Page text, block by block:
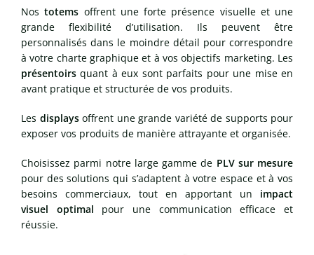
Nostotems offrent une forte présence visuelle et une
grande flexibilité d’utilisation. Ils peuvent être
personnalisés dans le moindre détail pour correspondre
à votre charte graphique et à vos objectifs marketing. Les
présentoirs quant à eux sont parfaits pour une mise en
avant pratique et structurée de vos produits.
Les displaysoffrent une grande variété de supports pour
exposer vos produits de manière attrayante et organisée.
Choisissez parmi notre large gamme de PLV sur mesure
pour des solutions qui s’adaptent à votre espace et à vos
besoins commerciaux, tout en apportant un impact
visuel optimal pour une communication efficace et
réussie.